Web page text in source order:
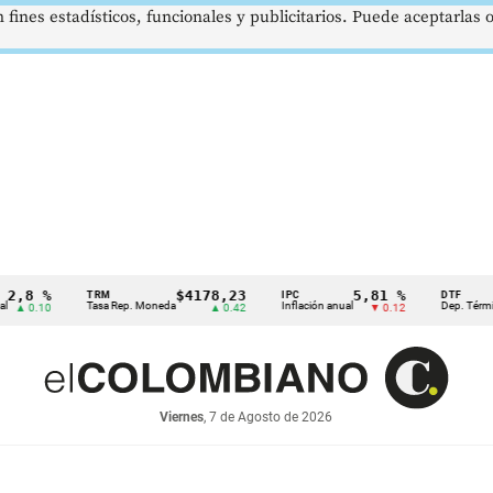
TRM
Tasa Rep. Moneda
$4178,23
▲ 0.42
IPC
Inflación anual
5,81 %
▼ 0.12
DTF
Dep. Término Fijo
Viernes, 7 de Agosto de 2026
estadísticos, funcionales y publicitarios. Puede aceptarlas